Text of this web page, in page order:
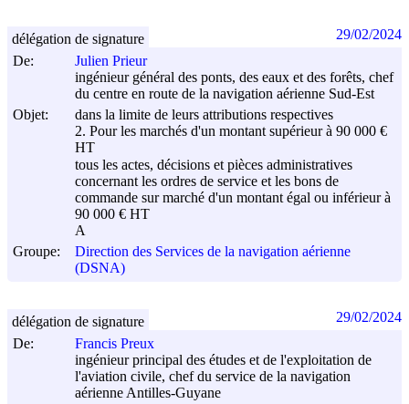
De:
Julien Prieur
ingénieur général des ponts, des eaux et des forêts, chef
du centre en route de la navigation aérienne Sud-Est
Objet:
dans la limite de leurs attributions respectives
2. Pour les marchés d'un montant supérieur à 90 000 €
HT
tous les actes, décisions et pièces administratives
concernant les ordres de service et les bons de
commande sur marché d'un montant égal ou inférieur à
90 000 € HT
A
Groupe:
Direction des Services de la navigation aérienne
(DSNA)
délégation de signature 29/02/2024
De:
Francis Preux
ingénieur principal des études et de l'exploitation de
l'aviation civile, chef du service de la navigation
aérienne Antilles-Guyane
délégation de signature 29/02/2024